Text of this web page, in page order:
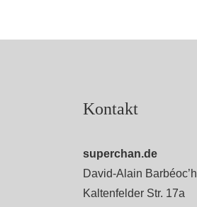
Kontakt
superchan.de
David-Alain Barbéoc’h
Kaltenfelder Str. 17a